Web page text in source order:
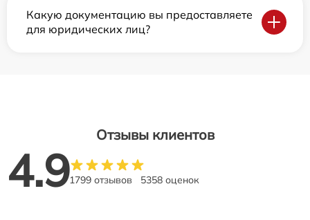
Какую документацию вы предоставляете
для юридических лиц?
Отзывы клиентов
4.91799 отзывов 5358 оценок